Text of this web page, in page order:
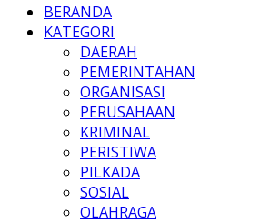
BERANDA
KATEGORI
DAERAH
PEMERINTAHAN
ORGANISASI
PERUSAHAAN
KRIMINAL
PERISTIWA
PILKADA
SOSIAL
OLAHRAGA